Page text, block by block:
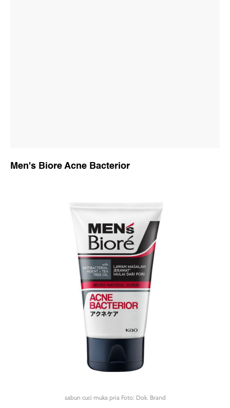
Men's Biore Acne Bacterior
sabun cuci muka pria Foto: Dok. Brand